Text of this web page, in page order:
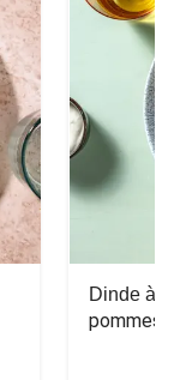
Dinde à
pommes